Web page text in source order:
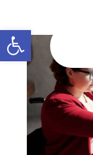
Abrir barra de